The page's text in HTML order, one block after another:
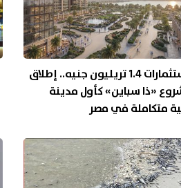
باستثمارات 1.4 تريليون جنيه.. إطلاق
«ذا سباين» كأول مدينة
متكاملة في مصر